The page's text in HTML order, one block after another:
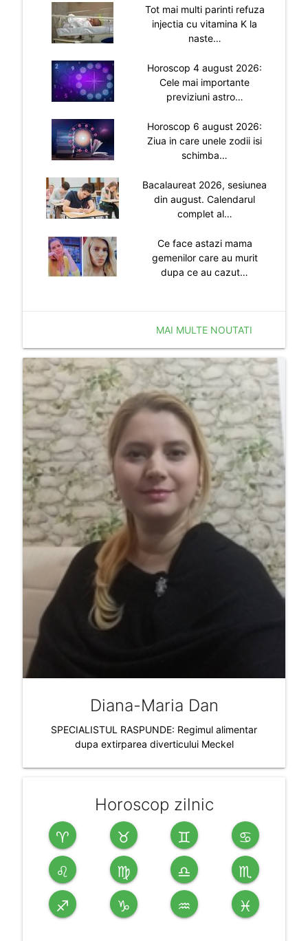
Tot mai multi parinti refuza
injectia cu vitamina K la
naste…
Horoscop 4 august 2026:
Cele mai importante
previziuni astro…
Horoscop 6 august 2026:
Ziua in care unele zodii isi
schimba…
Bacalaureat 2026, sesiunea
din august. Calendarul
complet al…
Ce face astazi mama
gemenilor care au murit
dupa ce au cazut…
MAI MULTE NOUTATI
Diana-Maria Dan
SPECIALISTUL RASPUNDE: Regimul alimentar
dupa extirparea diverticului Meckel
Horoscop zilnic
♈ ♉ ♊ ♋
♌ ♍ ♎ ♏
♐ ♑ ♒ ♓